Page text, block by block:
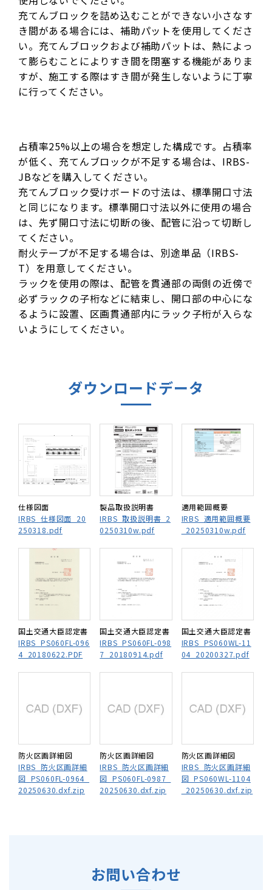
充てんブロックを詰め込むことができない小さなす
き間がある場合には、補助パットを使用してくださ
い。充てんブロックおよび補助パットは、熱によっ
て膨らむことによりすき間を閉塞する機能がありま
すが、施工する際はすき間が発生しないように丁寧
に行ってください。
占積率25%以上の場合を想定した構成です。占積率
が低く、充てんブロックが不足する場合は、IRBS-
JBなどを購入してください。
充てんブロック受けボードの寸法は、標準開口寸法
と同じになります。標準開口寸法以外に使用の場合
は、先ず開口寸法に切断の後、配管に沿って切断し
てください。
耐火テープが不足する場合は、別途単品（IRBS-
T）を用意してください。
ラックを使用の際は、配管を貫通部の両側の近傍で
必ずラックの子桁などに結束し、開口部の中心にな
るように設置、区画貫通部内にラック子桁が入らな
いようにしてください。
ダウンロードデータ
仕様図面
IRBS_仕様図面_20
250318.pdf
製品取扱説明書
IRBS_取扱説明書_2
0250310w.pdf
適用範囲概要
IRBS_適用範囲概要
_20250310w.pdf
国土交通大臣認定書
IRBS_PS060FL-096
4_20180622.PDF
国土交通大臣認定書
IRBS_PS060FL-098
7_20180914.pdf
国土交通大臣認定書
IRBS_PS060WL-11
04_20200327.pdf
防火区画詳細図
IRBS_防火区画詳細
図_PS060FL-0964_
20250630.dxf.zip
防火区画詳細図
IRBS_防火区画詳細
図_PS060FL-0987_
20250630.dxf.zip
防火区画詳細図
IRBS_防火区画詳細
図_PS060WL-1104
_20250630.dxf.zip
お問い合わせ